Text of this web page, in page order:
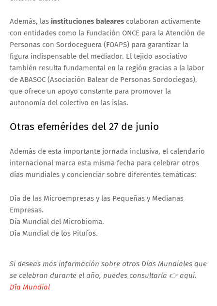
Además, las instituciones baleares colaboran activamente
con entidades como la Fundación ONCE para la Atención de
Personas con Sordoceguera (FOAPS) para garantizar la
figura indispensable del mediador. El tejido asociativo
también resulta fundamental en la región gracias a la labor
de ABASOC (Asociación Balear de Personas Sordociegas),
que ofrece un apoyo constante para promover la
autonomía del colectivo en las islas.
Otras efemérides del 27 de junio
Además de esta importante jornada inclusiva, el calendario
internacional marca esta misma fecha para celebrar otros
días mundiales y concienciar sobre diferentes temáticas:
Día de las Microempresas y las Pequeñas y Medianas
Empresas.
Día Mundial del Microbioma.
Día Mundial de los Pitufos.
Si deseas más información sobre otros Días Mundiales que
se celebran durante el año, puedes consultarla 👉 aquí.
Día Mundial